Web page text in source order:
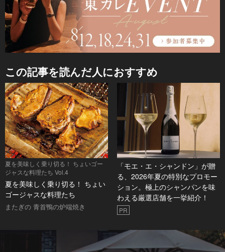
この記事を読んだ人におすすめ
夏を美味しく乗り切る！ ちょいゴー
ジャスな料理たち Vol.4
夏を美味しく乗り切る！ ちょい
ゴージャスな料理たち
またぎの 青首鴨の炉端焼き
「モエ・エ・シャンドン」が贈
る、2026年夏の特別なプロモー
ション。極上のシャンパンを味
わえる厳選店舗を一挙紹介！
PR